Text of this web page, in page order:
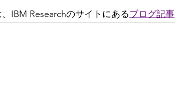
IBM Researchのサイトにあるブログ記事